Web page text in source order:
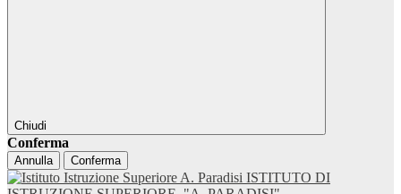
Chiudi
Conferma
Annulla Conferma
ISTITUTO DI